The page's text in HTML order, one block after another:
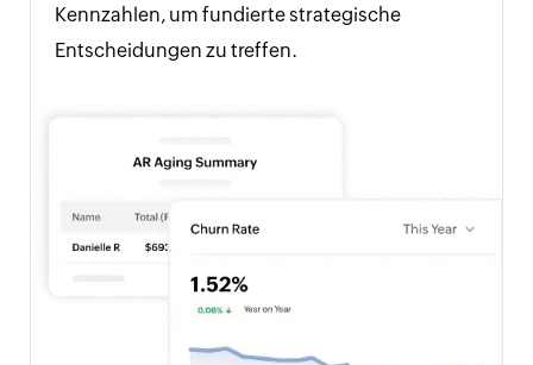
Kennzahlen, um fundierte strategische
Entscheidungen zu treffen.